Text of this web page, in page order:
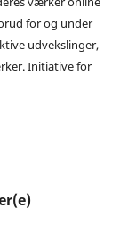
for og under
udvekslinger,
Initiative for